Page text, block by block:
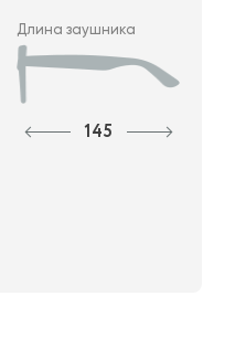
Длина заушника
145